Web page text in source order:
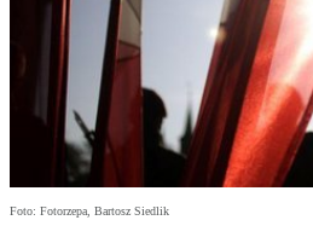
Foto: Fotorzepa, Bartosz Siedlik